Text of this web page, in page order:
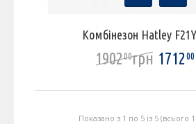
Комбінезон Hatley
190200грн 171200
Показано з 1 по 5 із 5 (всього